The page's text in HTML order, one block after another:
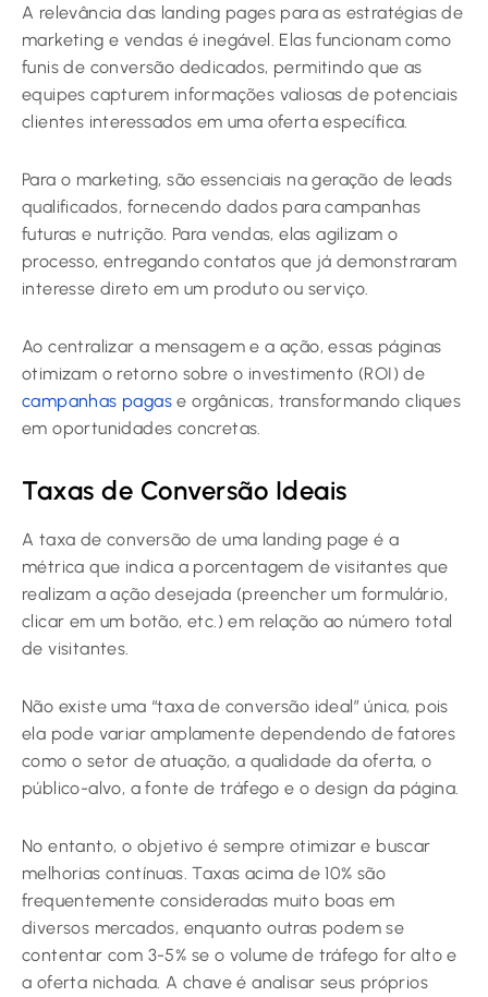
A relevância das landing pages para as estratégias de
marketing e vendas é inegável. Elas funcionam como
funis de conversão dedicados, permitindo que as
equipes capturem informações valiosas de potenciais
clientes interessados em uma oferta específica.
Para o marketing, são essenciais na geração de leads
qualificados, fornecendo dados para campanhas
futuras e nutrição. Para vendas, elas agilizam o
processo, entregando contatos que já demonstraram
interesse direto em um produto ou serviço.
Ao centralizar a mensagem e a ação, essas páginas
otimizam o retorno sobre o investimento (ROI) de
campanhas pagas e orgânicas, transformando cliques
em oportunidades concretas.
Taxas de Conversão Ideais
A taxa de conversão de uma landing page é a
métrica que indica a porcentagem de visitantes que
realizam a ação desejada (preencher um formulário,
clicar em um botão, etc.) em relação ao número total
de visitantes.
Não existe uma “taxa de conversão ideal” única, pois
ela pode variar amplamente dependendo de fatores
como o setor de atuação, a qualidade da oferta, o
público-alvo, a fonte de tráfego e o design da página.
No entanto, o objetivo é sempre otimizar e buscar
melhorias contínuas. Taxas acima de 10% são
frequentemente consideradas muito boas em
diversos mercados, enquanto outras podem se
contentar com 3-5% se o volume de tráfego for alto e
a oferta nichada. A chave é analisar seus próprios